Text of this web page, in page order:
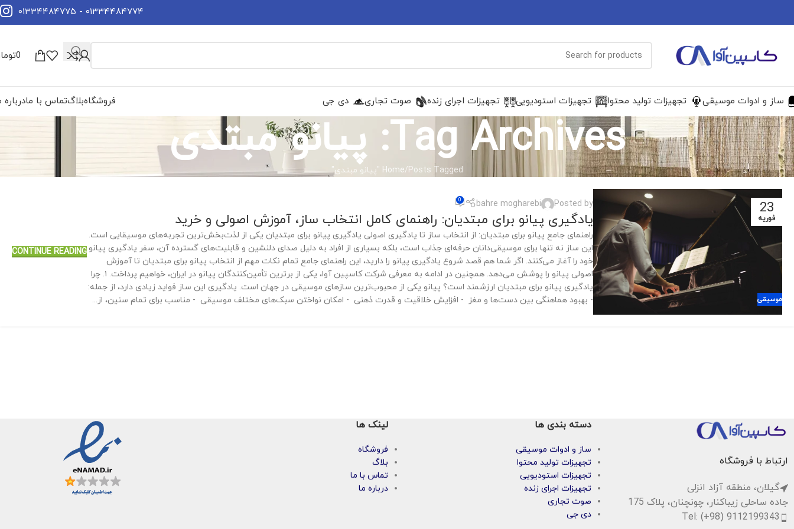
۰۱۳۳۴۴۸۴۷۷۴ - ۰۱۳۳۴۴۸۴۷۷۵
0
ساز و ادوات موسیقی تجهیزات تولید محتوا تجهیزات استودیویی تجهیزات اجرای زنده صوت تجاری دی جی فروشگاهبلاگتماس با مادرباره
Tag Archives: پیانو مبتدی
Home Posts Tagged "پیانو مبتدی"
23
فوریه
موسیقی
Posted by
bahre mogharebi
0
یادگیری پیانو برای مبتدیان: راهنمای کامل انتخاب ساز، آموزش اصولی و خرید
راهنمای جامع پیانو برای مبتدیان: از انتخاب ساز تا یادگیری اصولی یادگیری پیانو برای مبتدیان یکی از لذت‌بخش‌ترین تجربه‌های موسیقایی است.
این ساز نه تنها برای موسیقی‌دانان حرفه‌ای جذاب است، بلکه بسیاری از افراد به دلیل صدای دلنشین و قابلیت‌های گسترده آن، سفر یادگیری پیانو
خود را آغاز می‌کنند. اگر شما هم قصد شروع یادگیری پیانو را دارید، این راهنمای جامع تمام نکات مهم از انتخاب پیانو برای مبتدیان تا آموزش
اصولی پیانو را پوشش می‌دهد. همچنین در ادامه به معرفی شرکت کاسپین آوا، یکی از برترین تأمین‌کنندگان پیانو در ایران، خواهیم پرداخت. ۱. چرا
یادگیری پیانو برای مبتدیان ارزشمند است؟ پیانو یکی از محبوب‌ترین سازهای موسیقی در جهان است. یادگیری این ساز فواید زیادی دارد، از جمله:
- بهبود هماهنگی بین دست‌ها و مغز - افزایش خلاقیت و قدرت ذهنی - امکان نواختن سبک‌های مختلف موسیقی - مناسب برای تمام سنین، از...
CONTINUE READING
ارتباط با فروشگاه
گیلان، منطقه آزاد انزلی
جاده ساحلی زیباکنار، چونچنان، پلاک 175
Tel: (+98) 9112199343
دسته بندی ها
ساز و ادوات موسیقی
تجهیزات تولید محتوا
تجهیزات استودیویی
تجهیزات اجرای زنده
صوت تجاری
دی جی
لینک ها
فروشگاه
بلاگ
تماس با ما
درباره ما